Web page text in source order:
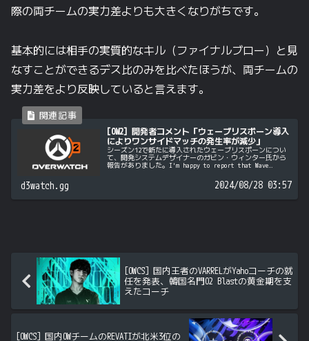
際の両チームの実力差よりも大きくなりがちです。
基本的には相手の実質的なキル（ファイナルブロー）と見
なすことができるデス比のみを比べたほうが、両チームの
実力差をより反映していると言えます。
[OW2] 開発者コメント「ウェーブリスポーン導入
によりワンサイドマッチの発生率が減少」
シーズン12で新たに導入されたウェーブリスポーンについ
て、開発システムデザイナーのガビン・ウィンター氏から
報告がありました。I'm happy to report that Wave
d3watch.gg 2024/08/28 03:57
[OWCS] 国内王者のVARRELがYahoコーチの就
任を発表、韓国名門O2 Blastの黄金期を支
えたコーチ
[OWCS] 国内OWチームのREVATIが北米3位の